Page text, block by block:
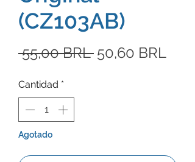
(CZ103AB)
55,00 BRL Precio
50,60 BRL
Cantidad *
Agotado